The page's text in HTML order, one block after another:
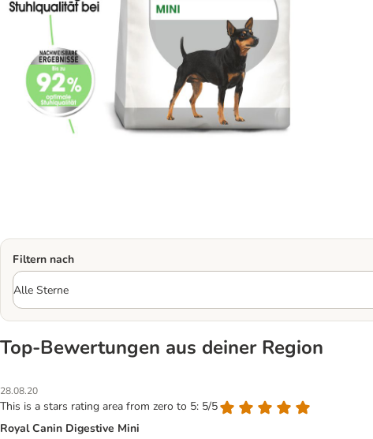
Filtern nach
Top‑Bewertungen aus deiner Region
28.08.20
This is a stars rating area from zero to 5: 5/5
Royal Canin Digestive Mini